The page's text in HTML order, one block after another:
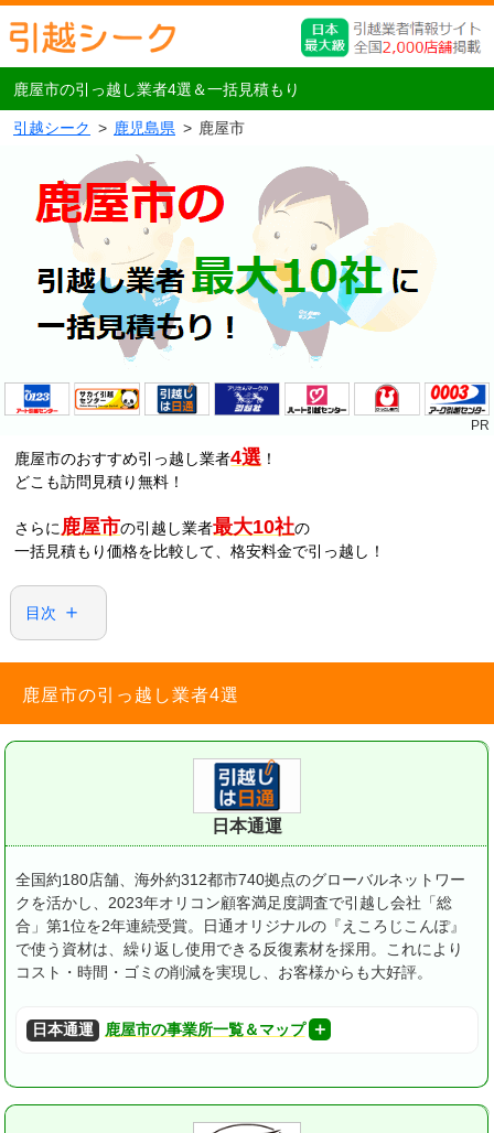
鹿屋市の引っ越し業者4選＆一括見積もり
引越シーク 鹿児島県 鹿屋市
鹿屋市のおすすめ引っ越し業者4選 ！
どこも訪問見積り無料！
さらに 鹿屋市の引越し業者最大10社の
一括見積もり価格を比較して、格安料金で引っ越し！
目次
鹿屋市の引っ越し業者4選
日本通運
全国約180店舗、海外約312都市740拠点のグローバルネットワー
クを活かし、2023年オリコン顧客満足度調査で引越し会社「総
合」第1位を2年連続受賞。
日通オリジナルの『えころじこんぽ』
で使う資材は、繰り返し使用できる反復素材を採用。これにより
コスト・時間・ゴミの削減を実現し、お客様からも大好評。
日本通運 鹿屋市の事業所一覧＆マップ